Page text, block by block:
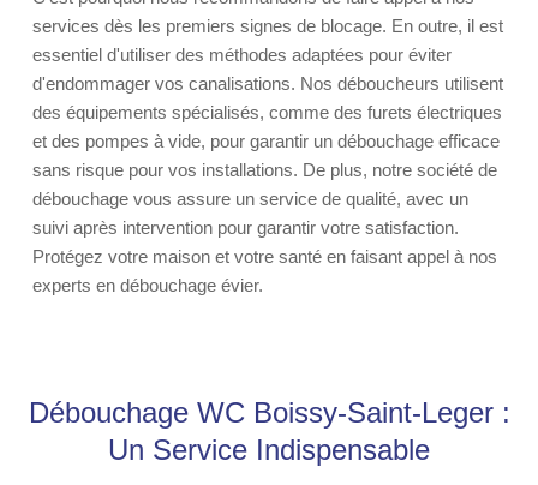
services dès les premiers signes de blocage. En outre, il est
essentiel d'utiliser des méthodes adaptées pour éviter
d'endommager vos canalisations. Nos déboucheurs utilisent
des équipements spécialisés, comme des furets électriques
et des pompes à vide, pour garantir un débouchage efficace
sans risque pour vos installations. De plus, notre société de
débouchage vous assure un service de qualité, avec un
suivi après intervention pour garantir votre satisfaction.
Protégez votre maison et votre santé en faisant appel à nos
experts en débouchage évier.
Débouchage WC Boissy-Saint-Leger :
Un Service Indispensable